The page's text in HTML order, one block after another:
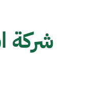
شركة